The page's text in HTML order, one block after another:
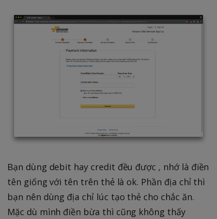
Bạn dùng debit hay credit đều được , nhớ là điền
tên giống với tên trên thẻ là ok. Phần địa chỉ thì
bạn nên dùng địa chỉ lúc tạo thẻ cho chắc ăn.
Mặc dù mình điền bừa thì cũng không thấy